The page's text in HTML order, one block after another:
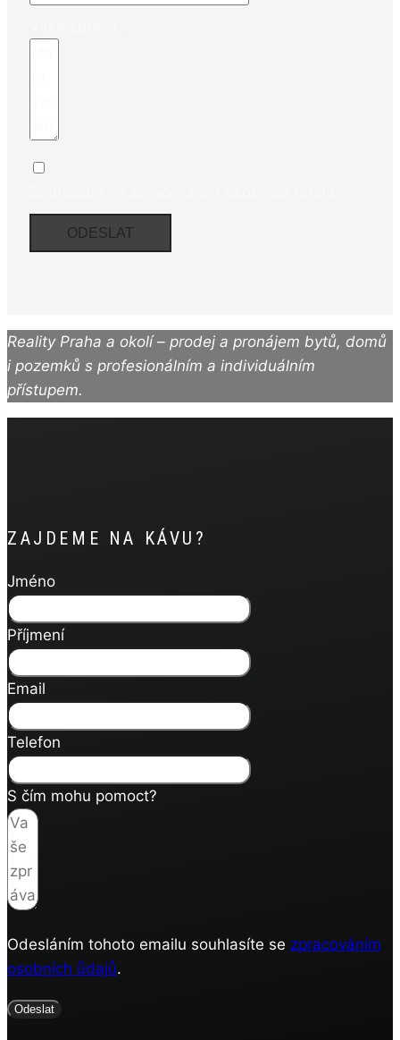
ODESLAT
Reality Praha a okolí – prodej a pronájem bytů, domů
i pozemků s profesionálním a individuálním
přístupem.
ZAJDEME NA KÁVU?
Jméno
Příjmení
Email
Telefon
S čím mohu pomoct?
Odesláním tohoto emailu souhlasíte se zpracováním
osobních ůdajů.
Odeslat